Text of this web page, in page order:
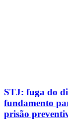
STJ: fuga do
fundamento
prisão